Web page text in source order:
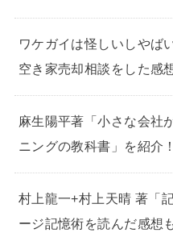
ワケガイは怪しいしやば
空き家売却相談をした感
麻生陽平著「小さな会社
ニングの教科書」を紹介
村上龍一+村上天晴 著「
ージ記憶術を読んだ感想